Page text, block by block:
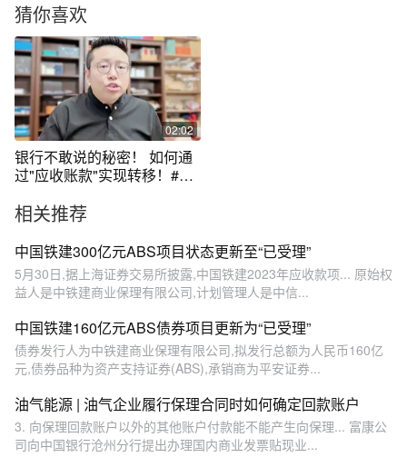
猜你喜欢
02:02
银行不敢说的秘密！ 如何通
过"应收账款"实现转移！#金
相关推荐
中国铁建300亿元ABS项目状态更新至“已受理”
5月30日,据上海证券交易所披露,中国铁建2023年应收款项... 原始权
益人是中铁建商业保理有限公司,计划管理人是中信...
中国铁建160亿元ABS债券项目更新为“已受理”
债券发行人为中铁建商业保理有限公司,拟发行总额为人民币160亿
元,债券品种为资产支持证券(ABS),承销商为平安证券...
油气能源 | 油气企业履行保理合同时如何确定回款账户
3. 向保理回款账户以外的其他账户付款能不能产生向保理... 富康公
司向中国银行沧州分行提出办理国内商业发票贴现业...